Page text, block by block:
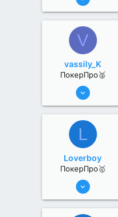
1
V
vassily_K
ПокерПро🥈
6 Июн 2022
2
L
Loverboy
ПокерПро🥇
8 Июн 2022
1